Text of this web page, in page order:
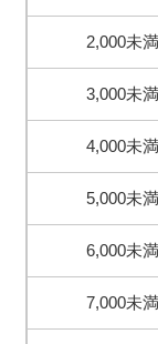
2,000未満
3,000未満
4,000未満
5,000未満
6,000未満
7,000未満